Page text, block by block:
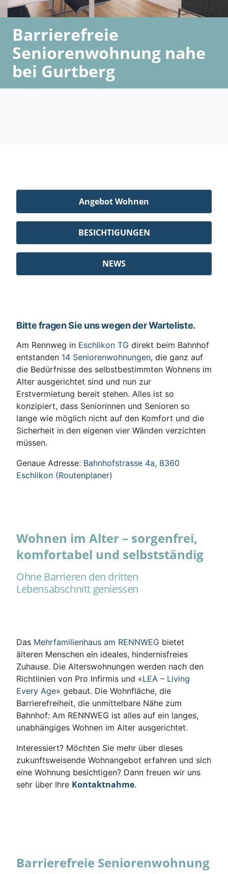
Barrierefreie
Seniorenwohnung nahe
bei Gurtberg
Angebot Wohnen
BESICHTIGUNGEN
NEWS
Bitte fragen Sie uns wegen der Warteliste.
Am Rennweg in Eschlikon TG direkt beim Bahnhof
entstanden 14 Seniorenwohnungen, die ganz auf
die Bedürfnisse des selbstbestimmten Wohnens im
Alter ausgerichtet sind und nun zur
Erstvermietung bereit stehen. Alles ist so
konzipiert, dass Seniorinnen und Senioren so
lange wie möglich nicht auf den Komfort und die
Sicherheit in den eigenen vier Wänden verzichten
müssen.
Genaue Adresse: Bahnhofstrasse 4a, 8360
Eschlikon (Routenplaner)
Wohnen im Alter – sorgenfrei,
komfortabel und selbstständig
Ohne Barrieren den dritten
Lebensabschnitt geniessen
Das Mehrfamilienhaus am RENNWEG bietet
älteren Menschen ein ideales, hindernisfreies
Zuhause. Die Alterswohnungen werden nach den
Richtlinien von Pro Infirmis und «LEA – Living
Every Age» gebaut. Die Wohnfläche, die
Barrierefreiheit, die unmittelbare Nähe zum
Bahnhof: Am RENNWEG ist alles auf ein langes,
unabhängiges Wohnen im Alter ausgerichtet.
Interessiert? Möchten Sie mehr über dieses
zukunftsweisende Wohnangebot erfahren und sich
eine Wohnung besichtigen? Dann freuen wir uns
sehr über Ihre Kontaktnahme.
Barrierefreie Seniorenwohnung